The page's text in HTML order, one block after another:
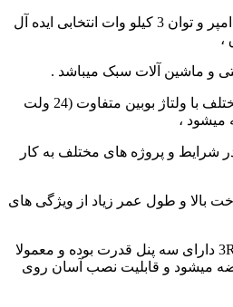
این کنتاکتور با جریان نامی 7 امپر و توان 3 کیلو وات انتخابی ایده آل
،
و ماشین آلات سبک میباشد .
این محصول در نسخه های مختلف با ولتاژ بوبین متفاوت (24 ولت
شرایط و پروژه های مختلف به کار
بالا و طول عمر زیاد از ویژگی های
کنتاکتور زیمنس مدل 3RT2015 دارای سه پنل قدرت بوده و معمولا
میشود و قابلیت نصب آسان روی